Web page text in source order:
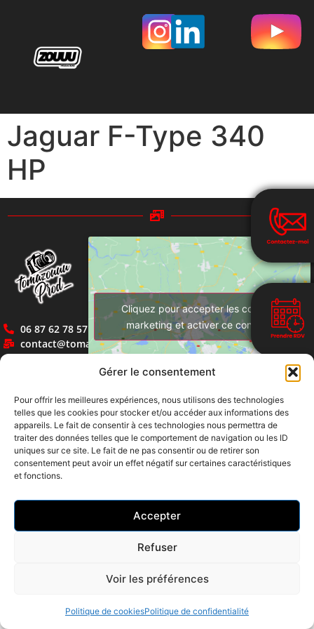
Gérer le consentement
Pour offrir les meilleures expériences, nous utilisons des technologies
telles que les cookies pour stocker et/ou accéder aux informations des
appareils. Le fait de consentir à ces technologies nous permettra de
traiter des données telles que le comportement de navigation ou les ID
uniques sur ce site. Le fait de ne pas consentir ou de retirer son
consentement peut avoir un effet négatif sur certaines caractéristiques
et fonctions.
Accepter
Refuser
Voir les préférences
Politique de cookiesPolitique de confidentialité
Jaguar F-Type 340
HP
06 87 62 78 57
contact@tomazouuuprod.fr
Cliquez pour accepter les cookies
marketing et activer ce contenu
Politique de confidentialité Mentions légales
Politique de cookies (UE)
© 2024TomazouuuProd- Tous droits réservés